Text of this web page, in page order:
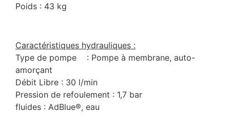
Poids : 43 kg
Caractéristiques hydrauliques :
Type de pompe : Pompe à membrane, auto-
amorçant
Débit Libre : 30 l/min
Pression de refoulement : 1,7 bar
fluides : AdBlue®, eau